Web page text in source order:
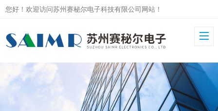
您好！欢迎访问苏州赛秘尔电子科技有限公司网站！